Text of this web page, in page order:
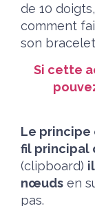
de 10
comment
son
Si cette
Le principe
fil principal
(clipboard)
nœuds en
pas.